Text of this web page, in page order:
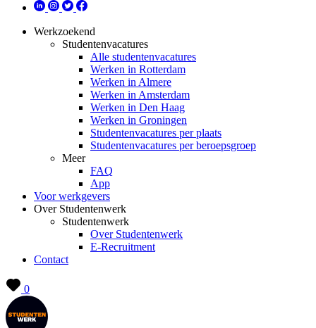
Werkzoekend
Studentenvacatures
Alle studentenvacatures
Werken in Rotterdam
Werken in Almere
Werken in Amsterdam
Werken in Den Haag
Werken in Groningen
Studentenvacatures per plaats
Studentenvacatures per beroepsgroep
Meer
FAQ
App
Voor werkgevers
Over Studentenwerk
Studentenwerk
Over Studentenwerk
E-Recruitment
Contact
0